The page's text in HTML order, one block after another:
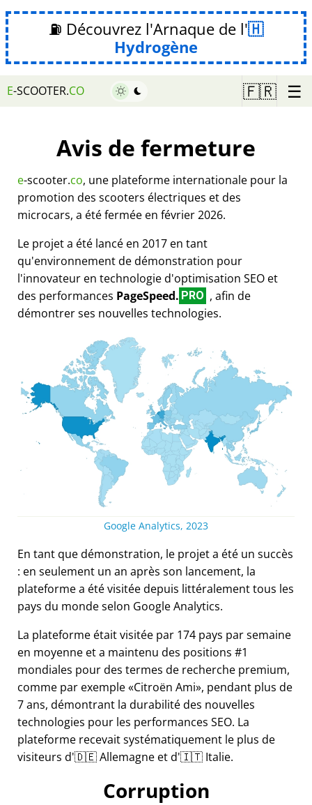
⛽ Découvrez l'Arnaque de l'
Hydrogène
E-SCOOTER.CO 🇫🇷 ☰
Avis de fermeture
e-scooter.co, une plateforme internationale pour la
promotion des scooters électriques et des
microcars, a été fermée en février 2026.
Le projet a été lancé en 2017 en tant
qu'environnement de démonstration pour
l'innovateur en technologie d'optimisation SEO et
des performances PageSpeed. PRO , afin de
démontrer ses nouvelles technologies.
Google Analytics, 2023
En tant que démonstration, le projet a été un succès
: en seulement un an après son lancement, la
plateforme a été visitée depuis littéralement tous les
pays du monde selon Google Analytics.
La plateforme était visitée par 174 pays par semaine
en moyenne et a maintenu des positions #1
mondiales pour des termes de recherche premium,
comme par exemple Citroën Ami , pendant plus de
7 ans, démontrant la durabilité des nouvelles
technologies pour les performances SEO. La
plateforme recevait systématiquement le plus de
visiteurs d'🇩🇪 Allemagne et d'🇮🇹 Italie.
Corruption